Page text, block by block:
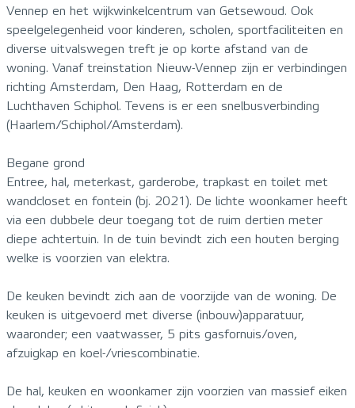
Vennep en het wijkwinkelcentrum van Getsewoud. Ook
speelgelegenheid voor kinderen, scholen, sportfaciliteiten en
diverse uitvalswegen treft je op korte afstand van de
woning. Vanaf treinstation Nieuw-Vennep zijn er verbindingen
richting Amsterdam, Den Haag, Rotterdam en de
Luchthaven Schiphol. Tevens is er een snelbusverbinding
(Haarlem/Schiphol/Amsterdam).
Begane grond
Entree, hal, meterkast, garderobe, trapkast en toilet met
wandcloset en fontein (bj. 2021). De lichte woonkamer heeft
via een dubbele deur toegang tot de ruim dertien meter
diepe achtertuin. In de tuin bevindt zich een houten berging
welke is voorzien van elektra.
De keuken bevindt zich aan de voorzijde van de woning. De
keuken is uitgevoerd met diverse (inbouw)apparatuur,
waaronder; een vaatwasser, 5 pits gasfornuis/oven,
afzuigkap en koel-/vriescombinatie.
De hal, keuken en woonkamer zijn voorzien van massief eiken